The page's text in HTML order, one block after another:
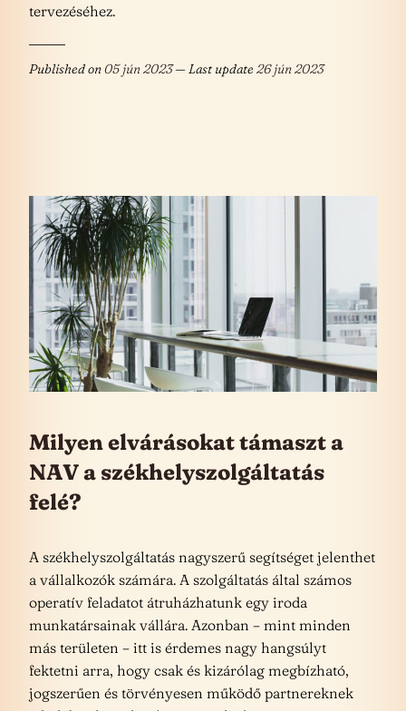
tervezéséhez.
Published on05 jún 2023— Last update26 jún 2023
Milyen elvárásokat támaszt a
NAV a székhelyszolgáltatás
felé?
A székhelyszolgáltatás nagyszerű segítséget jelenthet
a vállalkozók számára. A szolgáltatás által számos
operatív feladatot átruházhatunk egy iroda
munkatársainak vállára. Azonban – mint minden
más területen – itt is érdemes nagy hangsúlyt
fektetni arra, hogy csak és kizárólag megbízható,
jogszerűen és törvényesen működő partnereknek